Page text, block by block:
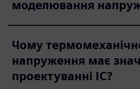
моделювання
Чому
напруження має
проектуванні ІС?